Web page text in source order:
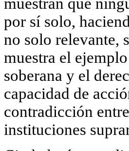
por sí solo,
no solo relevante,
muestra el
soberana y el
capacidad de
contradicción
instituciones